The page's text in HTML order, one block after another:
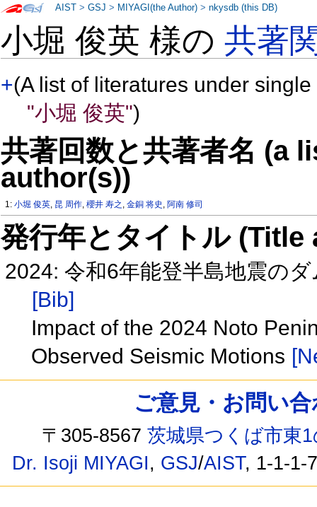
小堀 俊英 様の共著
+(A list of literatures under
"小堀 俊英")
共著回数と共著者名 (a
author(s))
1:小堀 俊英, 昆 周作,櫻井 寿之 ,金銅 将史 , 阿南 修司
発行年とタイトル
2024: 令和6年能登半島地震の
[Bib]
Impact of the 2024 Noto
Observed Seismic Motions
AIST >GSJ > MIYAGI(the Author) >nkysdb (this DB)
ご意見・お問い
〒305-8567茨城県つくば市東
Dr. Isoji MIYAGI, GSJ/AIST, 1-1-1-